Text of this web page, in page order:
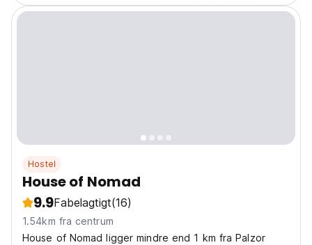
Hostel
House of Nomad
9.9Fabelagtigt(16)
1.54km fra centrum
House of Nomad ligger mindre end 1 km fra Palzor